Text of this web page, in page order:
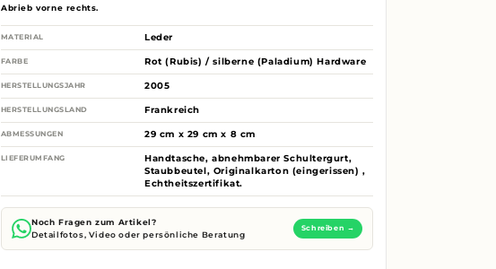
Abrieb vorne rechts.
MATERIAL Leder
FARBE Rot (Rubis) / silberne (Paladium) Hardware
HERSTELLUNGSJAHR 2005
HERSTELLUNGSLAND Frankreich
ABMESSUNGEN 29 cm x 29 cm x 8 cm
LIEFERUMFANG
Handtasche, abnehmbarer Schultergurt,
Staubbeutel, Originalkarton (eingerissen) ,
Echtheitszertifikat.
Noch Fragen zum Artikel?
Detailfotos, Video oder persönliche Beratung
Schreiben →